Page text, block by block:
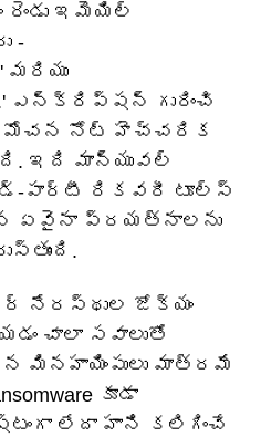
రెండు ఇమెయిల్
-
మరియు
ఎన్‌క్రిప్షన్ గురించి
నోట్ హెచ్చరిక
ఇది మాన్యువల్
పార్టీ రికవరీ టూల్స్
ఏవైనా ప్రయత్నాలను
నేరస్థుల జోక్యం
చాలా సవాలుతో
మినహాయింపులు మాత్రమే
కూడా
లేదా హాని కలిగించే